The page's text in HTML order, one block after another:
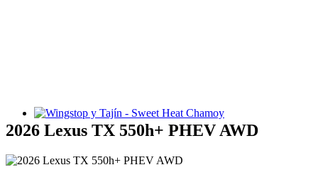
Wingstop y Tajín - Sweet Heat Chamoy
2026 Lexus TX 550h+ PHEV AWD